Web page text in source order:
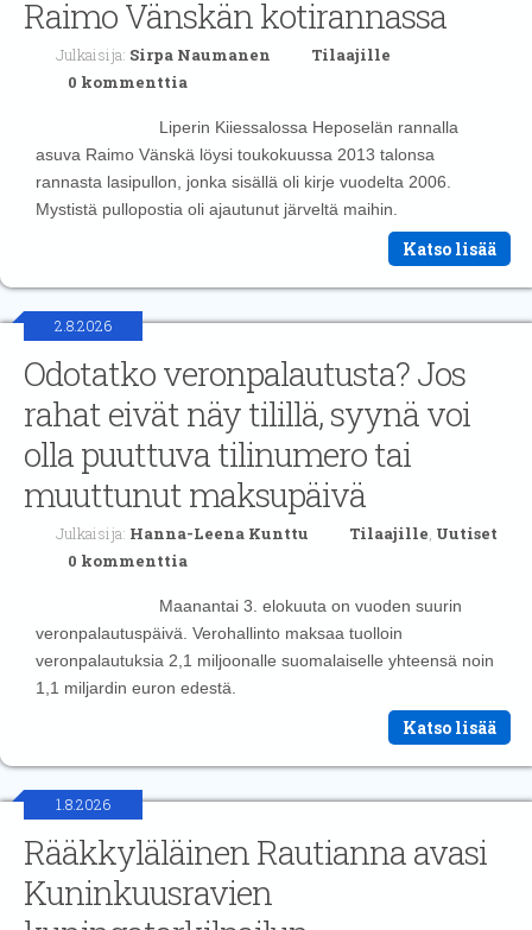
Raimo Vänskän kotirannassa
Julkaisija: Sirpa Naumanen
Tilaajille
0 kommenttia
Liperin Kiiessalossa Heposelän rannalla
asuva Raimo Vänskä löysi toukokuussa 2013 talonsa
rannasta lasipullon, jonka sisällä oli kirje vuodelta 2006.
Mystistä pullopostia oli ajautunut järveltä maihin.
Katso lisää
2.8.2026
Odotatko veronpalautusta? Jos
rahat eivät näy tilillä, syynä voi
olla puuttuva tilinumero tai
muuttunut maksupäivä
Julkaisija: Hanna-Leena Kunttu Tilaajille, Uutiset
0 kommenttia
Maanantai 3. elokuuta on vuoden suurin
veronpalautuspäivä. Verohallinto maksaa tuolloin
veronpalautuksia 2,1 miljoonalle suomalaiselle yhteensä noin
1,1 miljardin euron edestä.
Katso lisää
1.8.2026
Rääkkyläläinen Rautianna avasi
Kuninkuusravien